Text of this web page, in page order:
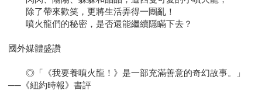
除了帶來歡笑，更將生活弄得一團亂！
噴火龍們的秘密，是否還能繼續隱瞞下去？
國外媒體盛讚
◎「《我要養噴火龍！》是一部充滿善意的奇幻故事。」
──《紐約時報》書評